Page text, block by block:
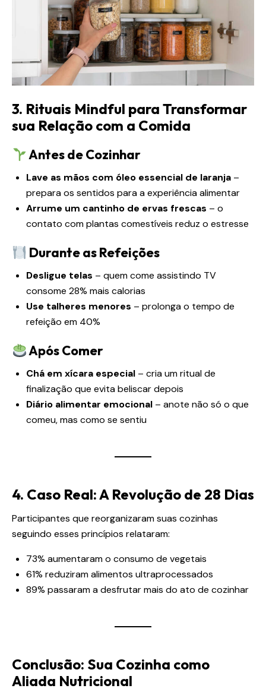
3. Rituais Mindful para Transformar
sua Relação com a Comida
Antes de Cozinhar
Lave as mãos com óleo essencial de laranja –
prepara os sentidos para a experiência alimentar
Arrume um cantinho de ervas frescas – o
contato com plantas comestíveis reduz o estresse
Durante as Refeições
Desligue telas – quem come assistindo TV
consome 28% mais calorias
Use talheres menores – prolonga o tempo de
refeição em 40%
Após Comer
Chá em xícara especial – cria um ritual de
finalização que evita beliscar depois
Diário alimentar emocional – anote não só o que
comeu, mas como se sentiu
4. Caso Real: A Revolução de 28 Dias
Participantes que reorganizaram suas cozinhas
seguindo esses princípios relataram:
73% aumentaram o consumo de vegetais
61% reduziram alimentos ultraprocessados
89% passaram a desfrutar mais do ato de cozinhar
Conclusão: Sua Cozinha como
Aliada Nutricional